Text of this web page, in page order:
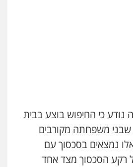
ארבל
פשיעה חמורה מעצרים וחקירות
נודע כי החיפוש בוצע בבית
משפחתה מקורבים
נמצאים בסכסוך עם
רקע הסכסוך מצד אחד